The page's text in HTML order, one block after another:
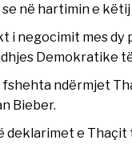
në hartimin e
i negocimit mes
Demokratike
ndërmjet
Bieber.
deklarimet e